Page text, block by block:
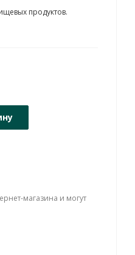
продуктов.
магазина и могут